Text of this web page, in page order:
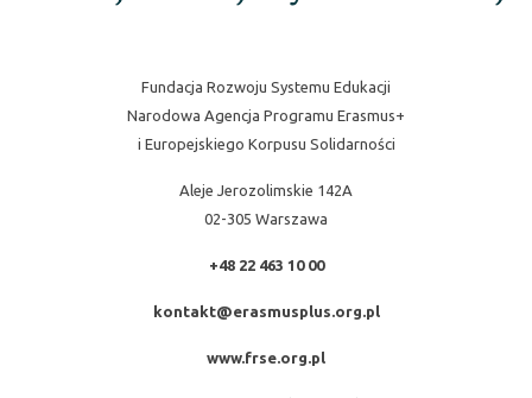
Fundacja Rozwoju Systemu Edukacji
Narodowa Agencja Programu Erasmus+
i Europejskiego Korpusu Solidarności
Aleje Jerozolimskie 142A
02-305 Warszawa
+48 22 463 10 00
kontakt@erasmusplus.org.pl
www.frse.org.pl